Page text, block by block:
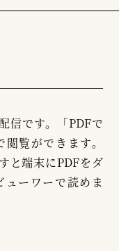
信です。「PDFで
覧ができます。
と端末にPDFをダ
ューワーで読めま